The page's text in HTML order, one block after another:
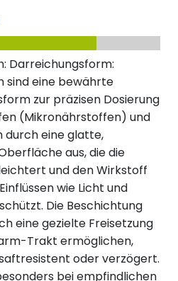
Darreichungsform:
sind eine bewährte
zur präzisen Dosierung
(Mikronährstoffen) und
durch eine glatte,
aus, die die
und den Wirkstoff
wie Licht und
Die Beschichtung
eine gezielte Freisetzung
Trakt ermöglichen,
oder verzögert.
bei empfindlichen